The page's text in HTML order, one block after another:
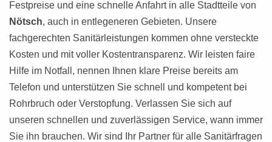
Festpreise und eine schnelle Anfahrt in alle Stadtteile von
Nötsch, auch in entlegeneren Gebieten. Unsere
fachgerechten Sanitärleistungen kommen ohne versteckte
Kosten und mit voller Kostentransparenz. Wir leisten faire
Hilfe im Notfall, nennen Ihnen klare Preise bereits am
Telefon und unterstützen Sie schnell und kompetent bei
Rohrbruch oder Verstopfung. Verlassen Sie sich auf
unseren schnellen und zuverlässigen Service, wann immer
Sie ihn brauchen. Wir sind Ihr Partner für alle Sanitärfragen